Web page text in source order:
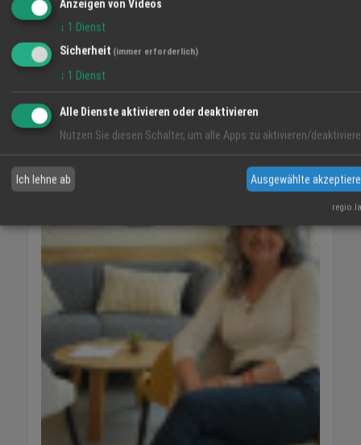
VIDEO-TIPP
Anzeigen von Videos
↓ 1 Dienst
Sicherheit (immer erforderlich)
↓ 1 Dienst
Alle Dienste aktivieren oder deaktivieren
Nutzen Sie diesen Schalter, um alle Apps zu aktivieren/
Ich lehne ab Ausgewählte